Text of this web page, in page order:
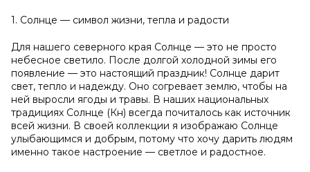
1. Солнце — символ жизни, тепла и радости
Для нашего северного края Солнце — это не просто
небесное светило. После долгой холодной зимы его
появление — это настоящий праздник! Солнце дарит
свет, тепло и надежду. Оно согревает землю, чтобы на
ней выросли ягоды и травы. В наших национальных
традициях Солнце (Күн) всегда почиталось как источник
всей жизни. В своей коллекции я изображаю Солнце
улыбающимся и добрым, потому что хочу дарить людям
именно такое настроение — светлое и радостное.